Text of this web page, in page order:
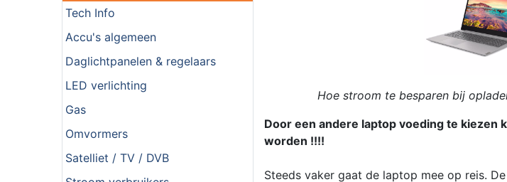
Tech Info
Accu's algemeen
Daglichtpanelen & regelaars
LED verlichting
Gas
Omvormers
Satelliet / TV / DVB
Hoe stroom te besparen bij
Door een andere laptop voeding te kiezen
worden !!!!
Steeds vaker gaat de laptop mee op reis.